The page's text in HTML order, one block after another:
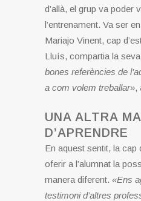
d’allà, el grup va poder
l’entrenament. Va ser
Mariajo Vinent, cap
Lluís, compartia la
bones referències de
a com volem treballar»,
UNA ALTRA
D’APRENDRE
En aquest sentit, la cap
oferir a l’alumnat la
manera diferent. «Ens
testimoni d’altres